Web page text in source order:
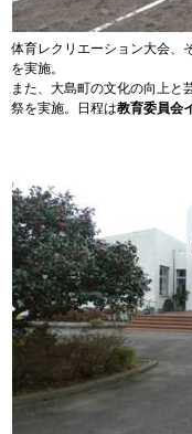
体育レクリエーション大会、
を実施。
また、大島町の文化の向上と
祭を実施。日程は教育委員会